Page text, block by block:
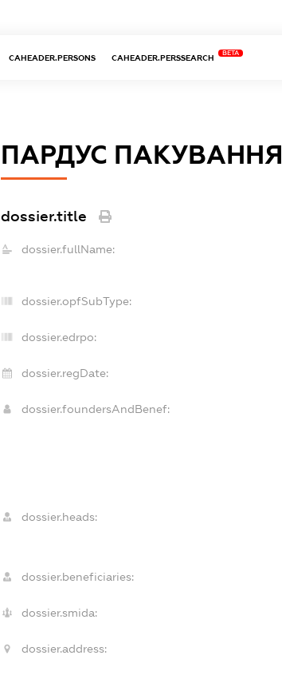
CAHEADER.PERSONS CAHEADER.PERSSEARCH
BETA
ПАРДУС ПАКУВАННЯ
dossier.title
dossier.fullName:
dossier.opfSubType:
dossier.edrpo:
dossier.regDate:
dossier.foundersAndBenef:
dossier.heads:
dossier.beneficiaries:
dossier.smida:
dossier.address: